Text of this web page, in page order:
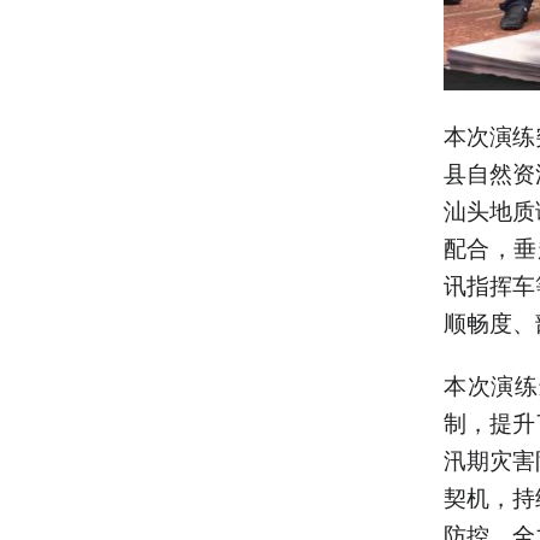
本次演
县自然
汕头地
配合，
讯指挥
顺畅度
本次演
制，提
汛期灾
契机，